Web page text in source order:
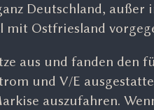
Deutschland,
mit Ostfriesland
aus und fanden den
und V/E
auszufahren.